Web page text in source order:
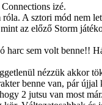
izé.
A sztori mód nem
az előző Storm
harc sem volt benne!!
nézzük akkor
benne van, pár újjal
2 jutsu van most